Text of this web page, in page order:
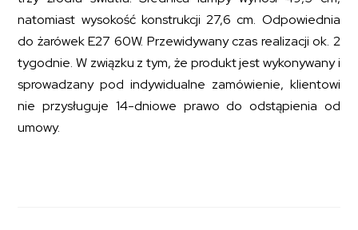
natomiast wysokość konstrukcji 27,6 cm. Odpowiednia
do żarówek E27 60W. Przewidywany czas realizacji ok. 2
tygodnie. W związku z tym, że produkt jest wykonywany i
sprowadzany pod indywidualne zamówienie, klientowi
nie przysługuje 14-dniowe prawo do odstąpienia od
umowy.